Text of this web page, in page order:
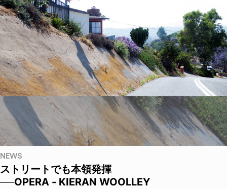
NEWS
ストリートでも本領発揮
──OPERA - KIERAN WOOLLEY